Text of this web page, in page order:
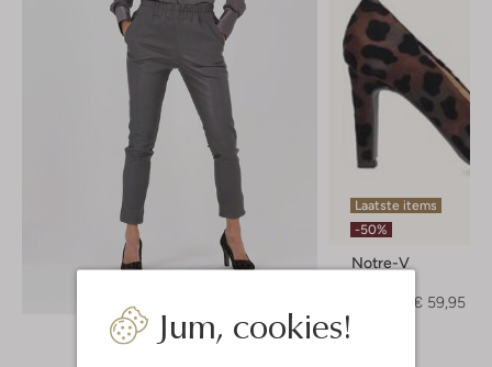
Jum, cookies!
Laatste items
-50%
Notre-V
€ 59,95